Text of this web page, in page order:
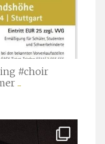
#choir
...